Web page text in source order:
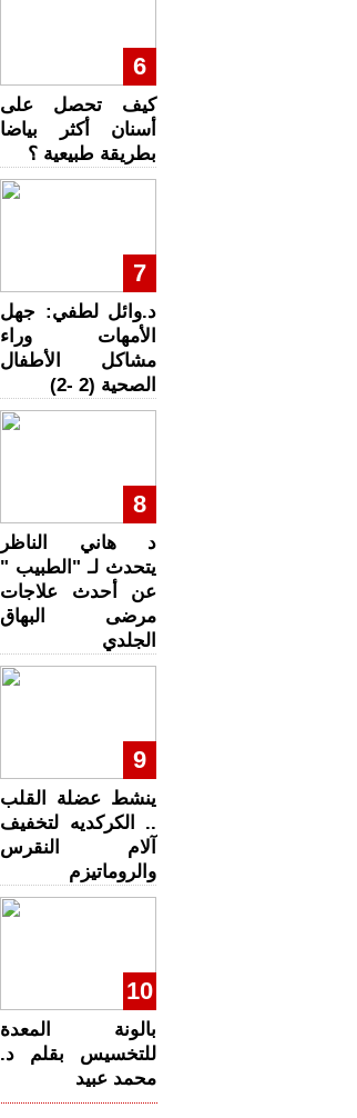
6
كيف تحصل على
أسنان أكثر بياضا
بطريقة طبيعية ؟
7
د.وائل لطفي: جهل
الأمهات وراء
مشاكل الأطفال
الصحية (2 -2)
8
د هاني الناظر
يتحدث لـ "الطبيب "
عن أحدث علاجات
مرضى البهاق
الجلدي
9
ينشط عضلة القلب
.. الكركديه لتخفيف
آلام النقرس
والروماتيزم
10
بالونة المعدة
للتخسيس بقلم د.
محمد عبيد